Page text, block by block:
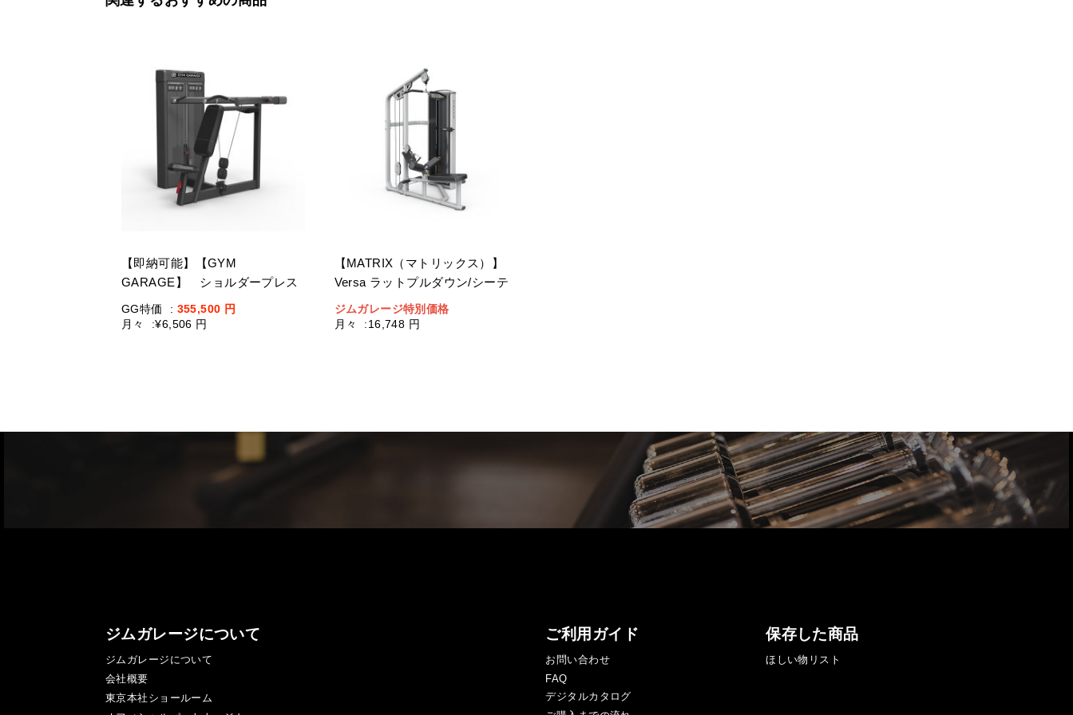
【即納可能】【GYM
GARAGE】 ショルダープレス
GG-C12003-H2(ウェイトスタッ
ク重量109kg)
GG特価 : 355,500 円
月々
:¥6,506 円
【MATRIX（マトリックス）】
Versa ラットプルダウン/シーテ
ッドロー
ジムガレージ特別価格
月々
:16,748 円
ジムガレージについて
ジムガレージについて
会社概要
東京本社ショールーム
ご利用ガイド
お問い合わせ
FAQ
デジタルカタログ
保存した商品
ほしい物リスト